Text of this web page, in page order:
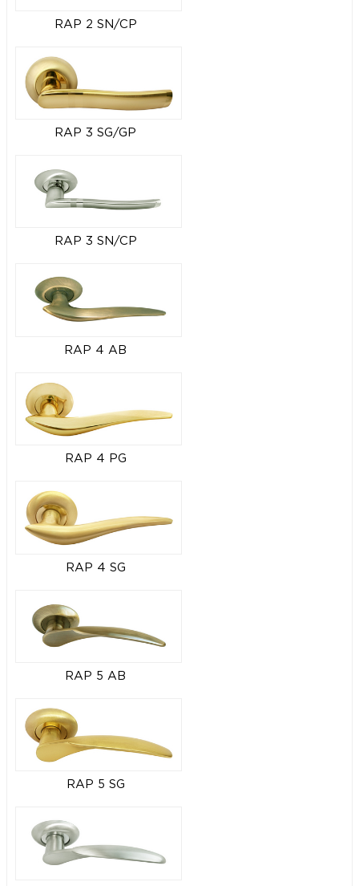
RAP 2 SN/CP
RAP 3 SG/GP
RAP 3 SN/CP
RAP 4 AB
RAP 4 PG
RAP 4 SG
RAP 5 AB
RAP 5 SG